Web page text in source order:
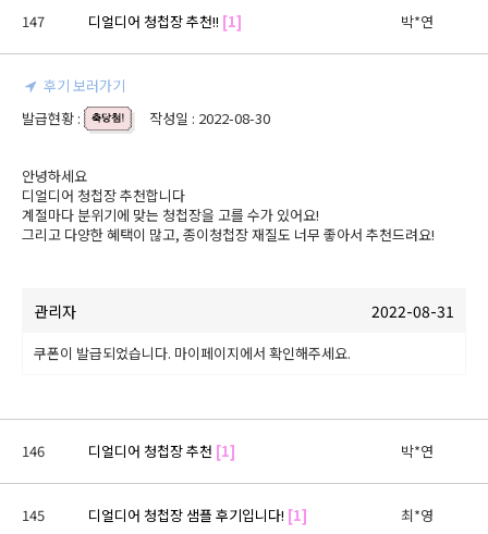
147 디얼디어 청첩장 추천!! [1] 박*연
후기 보러가기
발급현황 :
작성일 : 2022-08-30
안녕하세요
디얼디어 청첩장 추천합니다
계절마다 분위기에 맞는 청첩장을 고를 수가 있어요!
그리고 다양한 혜택이 많고, 종이청첩장 재질도 너무 좋아서 추천드려요!
관리자 2022-08-31
쿠폰이 발급되었습니다. 마이페이지에서 확인해주세요.
146 디얼디어 청첩장 추천 [1] 박*연
145 디얼디어 청첩장 샘플 후기입니다! [1] 최*영